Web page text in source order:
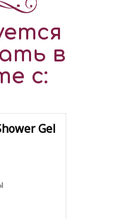
в
с:
Gel